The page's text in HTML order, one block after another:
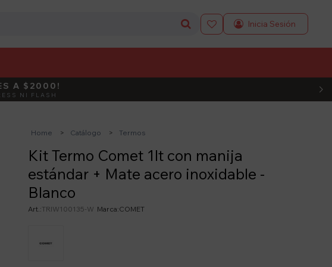

ACTIVÁ EL CÓDIGO
A $2000!
NI FLASH
Home Catálogo Termos
Kit Termo Comet 1lt con manija
estándar + Mate acero inoxidable -
Blanco
TRIW100135-W COMET